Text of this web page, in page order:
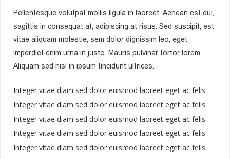
Pellentesque volutpat mollis ligula in laoreet. Aenean est dui,
sagittis in consequat at, adipiscing at risus. Sed suscipit, est
vitae aliquam molestie, sem dolor dignissim leo, eget
imperdiet enim urna in justo. Mauris pulvinar tortor lorem.
Aliquam sed nisl in ipsum tincidunt ultrices.
Integer vitae diam sed dolor euismod laoreet eget ac felis
Integer vitae diam sed dolor euismod laoreet eget ac felis
Integer vitae diam sed dolor euismod laoreet eget ac felis
Integer vitae diam sed dolor euismod laoreet eget ac felis
Integer vitae diam sed dolor euismod laoreet eget ac felis